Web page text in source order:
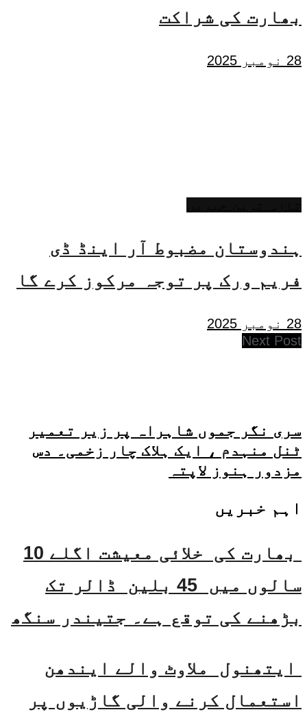
بھارت کی شراکت
28 نومبر 2025
ہندوستان مضبوط آر اینڈ ڈی
فریم ورک پر توجہ مرکوز کرے گا
28 نومبر 2025
Next Post
سری نگر جموں شاہراہ پر زیر تعمیر
ٹنل منہدم ، ایک ہلاک چار زخمی۔ دس
مزدور ہنوز لاپتہ
اہم خبریں
بھارت کی خلائی معیشت اگلے 10
سالوں میں 45 بلین ڈالر تک
بڑھنے کی توقع ہے۔ جتیندر سنگھ
ایتھنول ملاوٹ والے ایندھن
استعمال کرنے والی گاڑیوں پر